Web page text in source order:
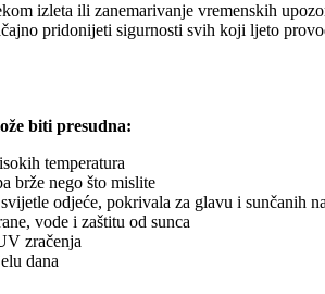
izleta ili zanemarivanje vremenskih
pridonijeti sigurnosti svih koji ljeto
biti presudna:
temperatura
brže nego što mislite
odjeće, pokrivala za glavu i sunčanih
vode i zaštitu od sunca
zračenja
dana